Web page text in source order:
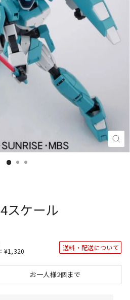
閉
じ
スケール
通
価
¥1,320
格
送料・配送について
お一人様2個まで